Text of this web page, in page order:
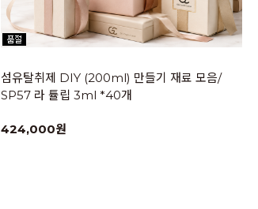
섬유탈취제 DIY (200ml) 만들기 재료 모음/
SP57 라 튤립 3ml *40개
424,000원